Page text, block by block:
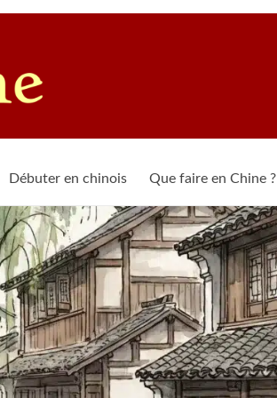
Débuter en chinois Que faire en Chine ?